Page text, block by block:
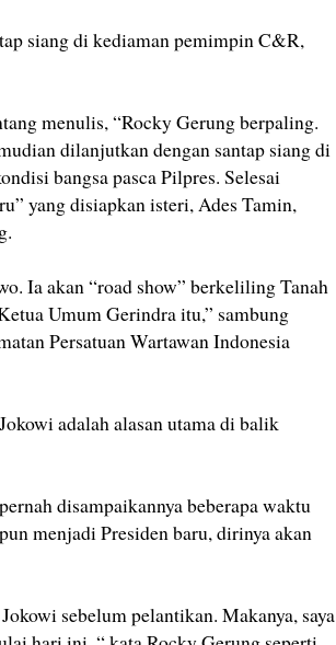
siang di kediaman pemimpin C&R,
menulis, “Rocky Gerung berpaling.
dilanjutkan dengan santap siang di
bangsa pasca Pilpres. Selesai
yang disiapkan isteri, Ades Tamin,
Ia akan “road show” berkeliling Tanah
Umum Gerindra itu,” sambung
Persatuan Wartawan Indonesia
adalah alasan utama di balik
disampaikannya beberapa waktu
menjadi Presiden baru, dirinya akan
sebelum pelantikan. Makanya, saya